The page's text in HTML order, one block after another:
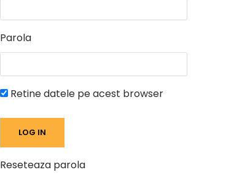
Parola
Retine datele pe acest browser
Reseteaza parola